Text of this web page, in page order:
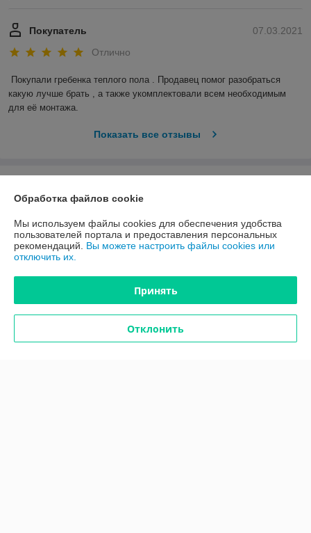
07.03.2021
Покупатель
Отлично
Покупали гребенка теплого пола . Продавец помог разобраться
какую лучше брать , а также укомплектовали всем необходимым
для её монтажа.
Показать все отзывы
Доставка и оплата
График работы
Полная версия сайта
Политика обработки cookies
Обработка файлов cookie
Мы используем файлы cookies для обеспечения удобства
пользователей портала и предоставления персональных
рекомендаций. Вы можете настроить файлы cookies или
отключить их.
Принять
Отклонить